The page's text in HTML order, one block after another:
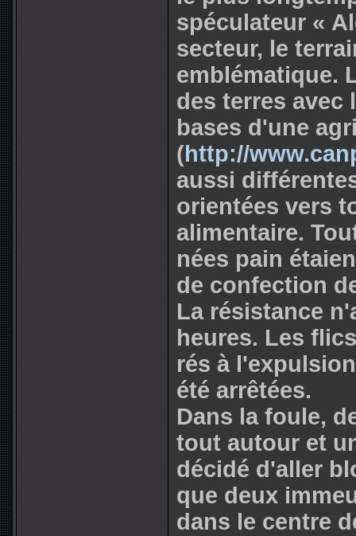
spé­cu­la­teur «
sec­teur, le
emblé­ma­ti­que.
des terres avec
bases d'une
(http://
aussi
orien­tées vers
ali­men­taire.
nées pain
de confec­tion
La résis­tance
heures. Les
rés à
été arrê­tées.
Dans la foule,
tout autour et
décidé d'aller
que deux
dans le centre